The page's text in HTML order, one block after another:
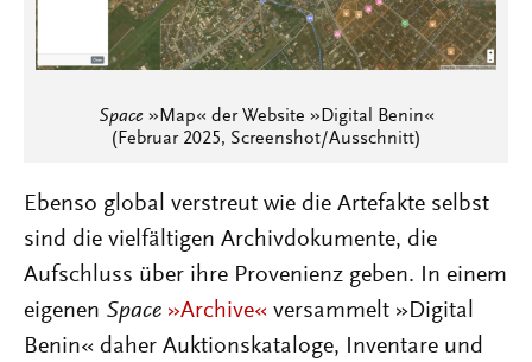
Space »Map« der Website »Digital Benin«
(Februar 2025, Screenshot/Ausschnitt)
Ebenso global verstreut wie die Artefakte selbst
sind die vielfältigen Archivdokumente, die
Aufschluss über ihre Provenienz geben. In einem
eigenen Space »Archive« versammelt »Digital
Benin« daher Auktionskataloge, Inventare und